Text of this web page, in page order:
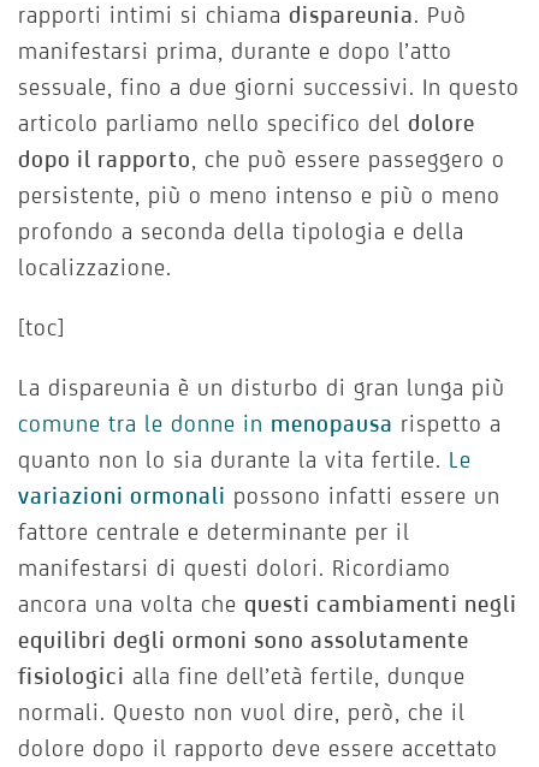
rapporti intimi si chiama dispareunia. Può
manifestarsi prima, durante e dopo l’atto
sessuale, fino a due giorni successivi. In questo
articolo parliamo nello specifico del dolore
dopo il rapporto , che può essere passeggero o
persistente, più o meno intenso e più o meno
profondo a seconda della tipologia e della
localizzazione.
[toc]
La dispareunia è un disturbo di gran lunga più
comune tra le donne in menopausa rispetto a
quanto non lo sia durante la vita fertile. Le
variazioni ormonali possono infatti essere un
fattore centrale e determinante per il
manifestarsi di questi dolori. Ricordiamo
ancora una volta che questi cambiamenti negli
equilibri degli ormoni sono assolutamente
fisiologici alla fine dell’età fertile, dunque
normali. Questo non vuol dire, però, che il
dolore dopo il rapporto deve essere accettato